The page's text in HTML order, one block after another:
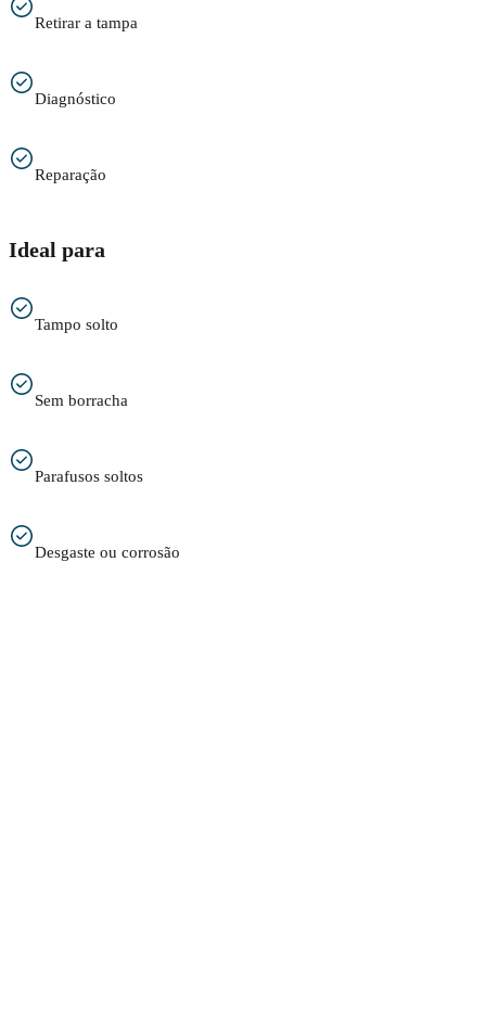
Retirar a tampa
Diagnóstico
Reparação
Ideal para
Tampo solto
Sem borracha
Parafusos soltos
Desgaste ou corrosão